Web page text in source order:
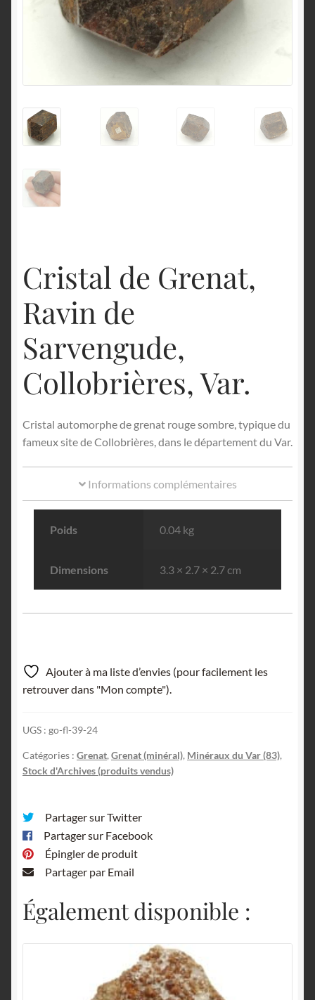
Cristal de Grenat,
Ravin de
Sarvengude,
Collobrières, Var.
Cristal automorphe de grenat rouge sombre, typique du
fameux site de Collobrières, dans le département du Var.
Informations complémentaires
Poids 0.04 kg
Dimensions 3.3 × 2.7 × 2.7 cm
Ajouter à ma liste d’envies (pour facilement les
retrouver dans "Mon compte").
UGS : go-fl-39-24
Catégories : Grenat,Grenat (minéral), Minéraux du Var (83),
Stock d'Archives (produits vendus)
Partager sur Twitter
Partager sur Facebook
Épingler de produit
Partager par Email
Également disponible :